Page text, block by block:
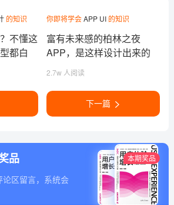
的知识
不懂这
都白
你即将学会APP UI 的知识
富有未来感的柏林之夜
APP，是这样设计出来的
2.7w 人阅读
下一篇
品
论区留言，系统会
本期奖品